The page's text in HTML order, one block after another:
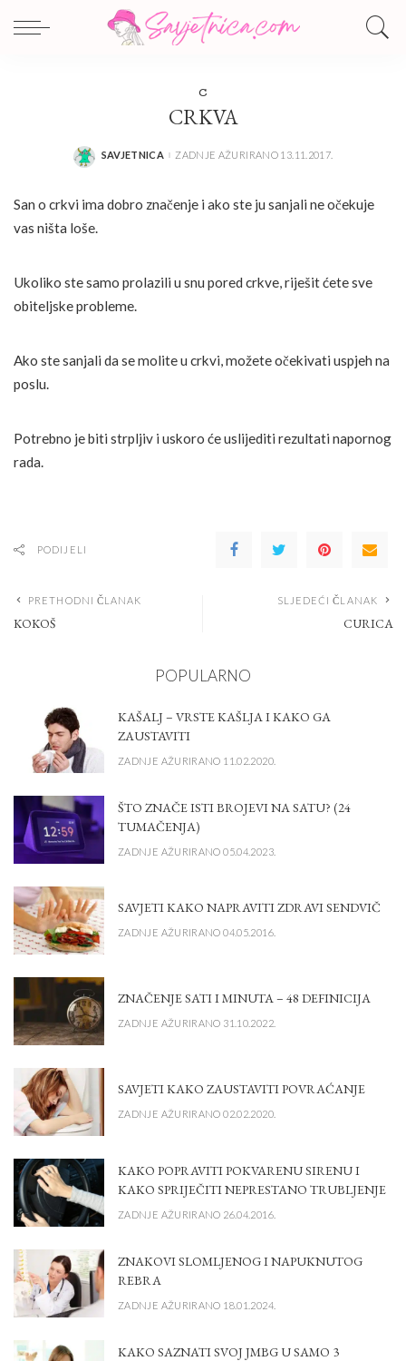
C
CRKVA
POSTED
SAVJETNICA ZADNJE AŽURIRANO 13.11.2017.
San o crkvi ima dobro značenje i ako ste ju sanjali ne očekuje
vas ništa loše.
Ukoliko ste samo prolazili u snu pored crkve, riješit ćete sve
obiteljske probleme.
Ako ste sanjali da se molite u crkvi, možete očekivati uspjeh na
poslu.
Potrebno je biti strpljiv i uskoro će uslijediti rezultati napornog
rada.
PODIJELI
PRETHODNI ČLANAK
KOKOŠ
SLJEDEĆI ČLANAK
CURICA
POPULARNO
KAŠALJ – VRSTE KAŠLJA I KAKO GA
ZAUSTAVITI
ZADNJE AŽURIRANO 11.02.2020.
ŠTO ZNAČE ISTI BROJEVI NA SATU? (24
TUMAČENJA)
ZADNJE AŽURIRANO 05.04.2023.
SAVJETI KAKO NAPRAVITI ZDRAVI SENDVIČ
ZADNJE AŽURIRANO 04.05.2016.
ZNAČENJE SATI I MINUTA – 48 DEFINICIJA
ZADNJE AŽURIRANO 31.10.2022.
SAVJETI KAKO ZAUSTAVITI POVRAĆANJE
ZADNJE AŽURIRANO 02.02.2020.
KAKO POPRAVITI POKVARENU SIRENU I
KAKO SPRIJEČITI NEPRESTANO TRUBLJENJE
ZADNJE AŽURIRANO 26.04.2016.
ZNAKOVI SLOMLJENOG I NAPUKNUTOG
REBRA
ZADNJE AŽURIRANO 18.01.2024.
KAKO SAZNATI SVOJ JMBG U SAMO 3